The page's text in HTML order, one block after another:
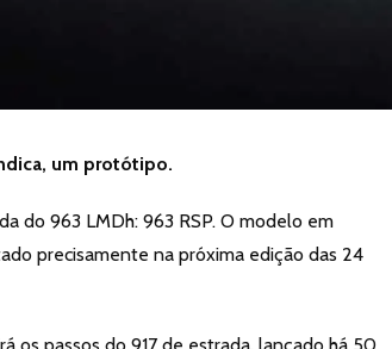
um protótipo.
do 963 LMDh: 963 RSP. O modelo em
precisamente na próxima edição das 24